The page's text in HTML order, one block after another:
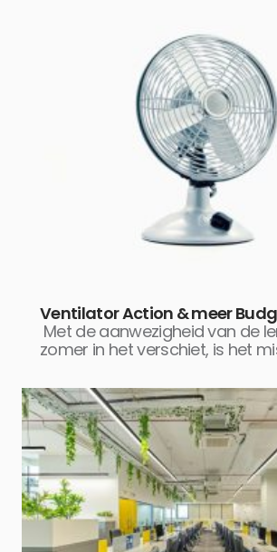
Ventilator Action & meer
Met de aanwezigheid van de
zomer in het verschiet, is het